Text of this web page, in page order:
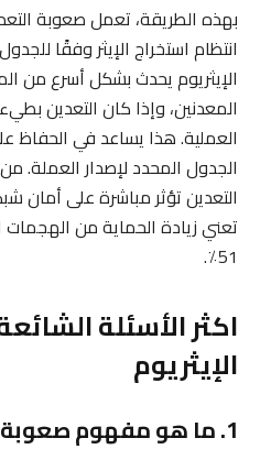
بهذه الطريقة، تعمل صعوبة
انتظام استخراج الإيثر وفقًا
الإيثريوم يحدث بشكل أسرع من
المعدنين، وإذا كان التعدين
العملية. هذا يساعد في الحفاظ
الجدول المحدد لإصدار
التعدين تؤثر مباشرة على أمان
تعني زيادة الحماية من الهجمات
51٪.
اكثر الأسئلة
الإيثريوم
1. ما هو مفهوم صعوبة الإيثريوم؟